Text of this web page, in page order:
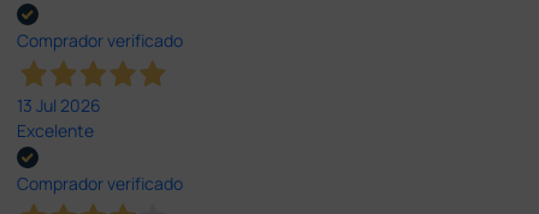
Comprador verificado
13 Jul 2026
Excelente
Comprador verificado